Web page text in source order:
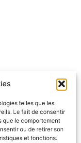
telles que les
Le fait de consentir
que le comportement
ou de retirer son
et fonctions.